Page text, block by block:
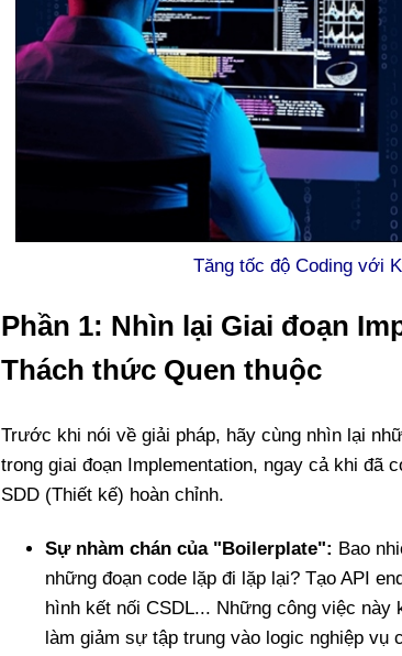
Tăng tốc độ Coding với
Phần 1: Nhìn lại Giai đoạn
Thách thức Quen thuộc
Trước khi nói về giải pháp, hãy cùng nhìn lại
trong giai đoạn Implementation, ngay cả khi đã
SDD (Thiết kế) hoàn chỉnh.
Sự nhàm chán của "Boilerplate": Bao
những đoạn code lặp đi lặp lại? Tạo API
hình kết nối CSDL... Những công việc
làm giảm sự tập trung vào logic nghiệp vụ